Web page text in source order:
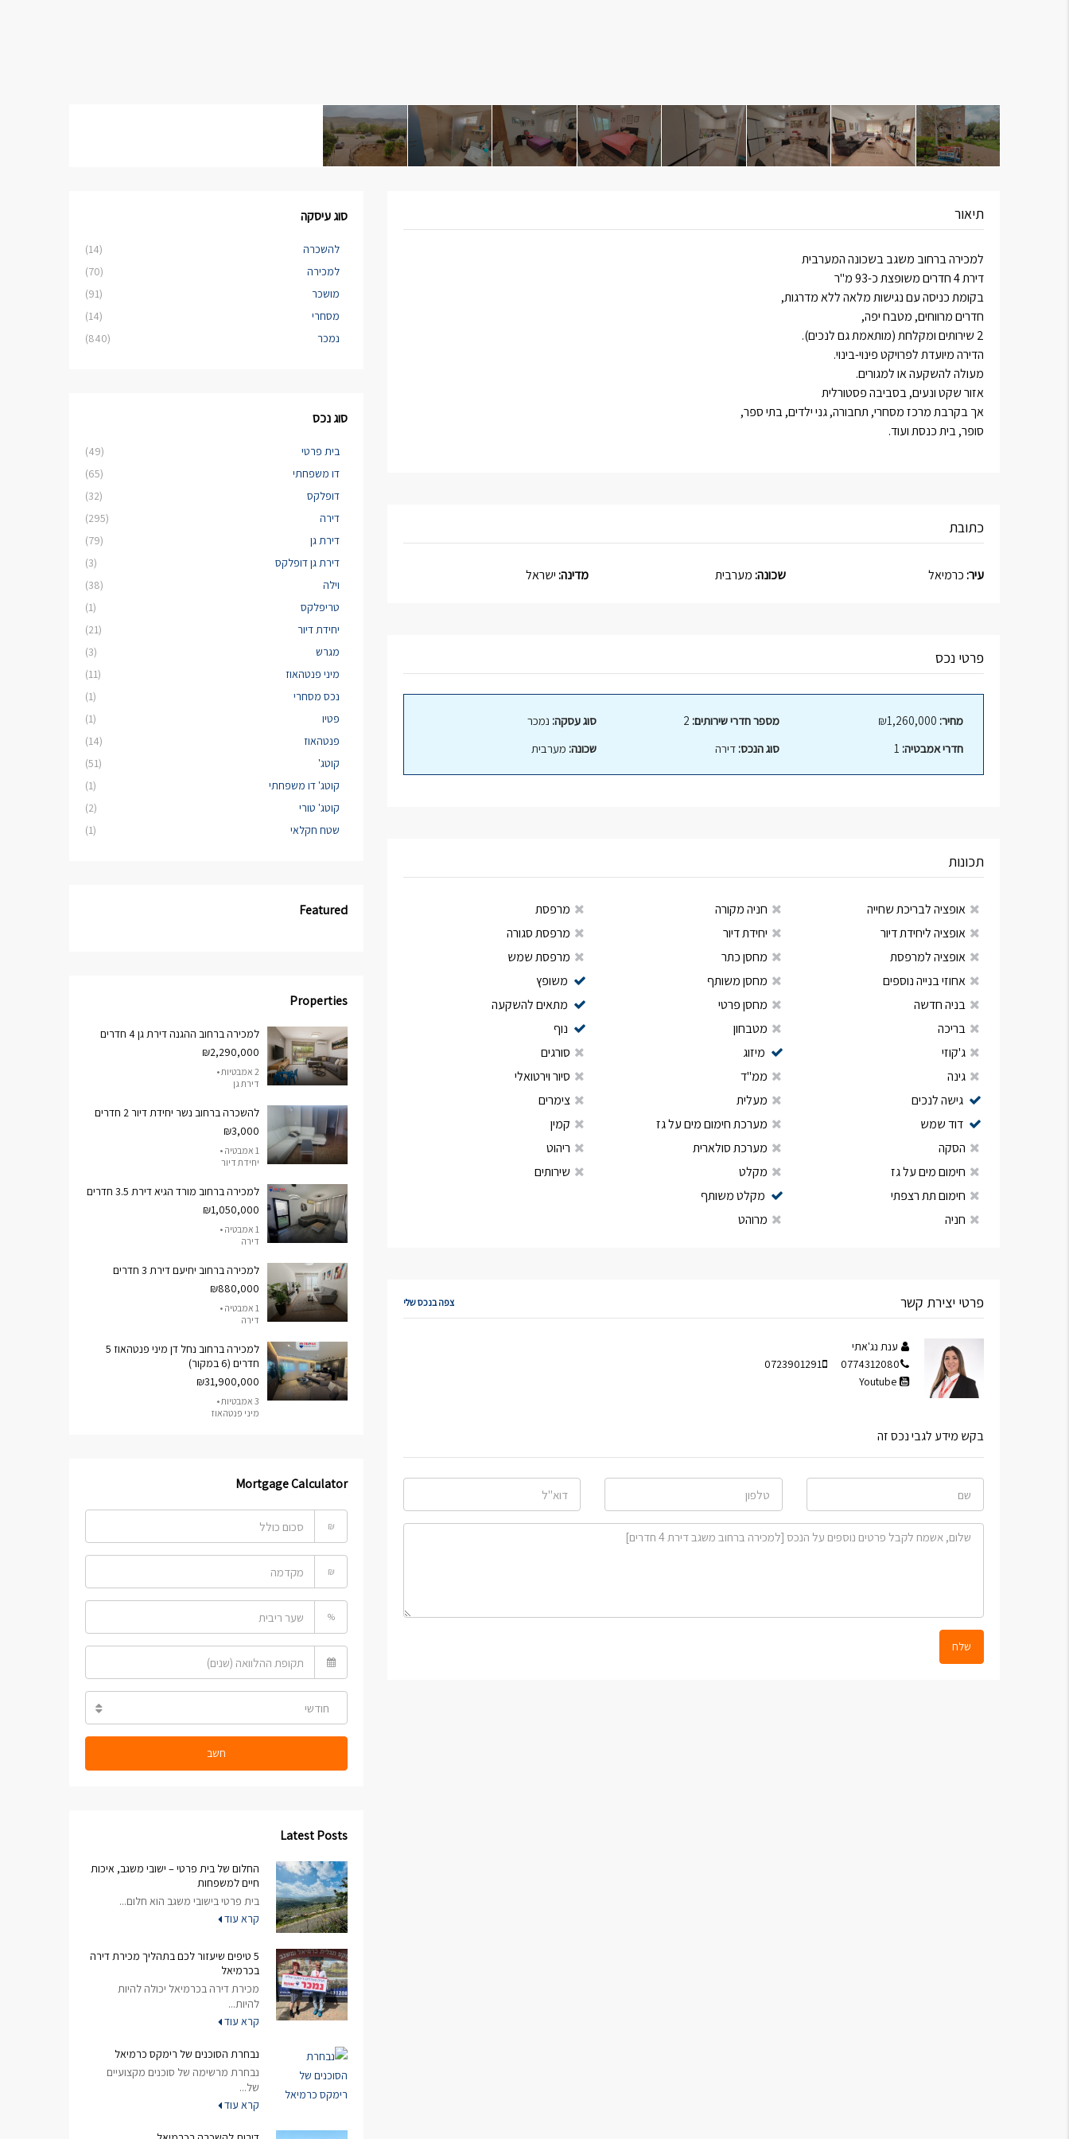
תיאור
למכירה ברחוב משגב בשכונה המערבית
דירת 4 חדרים משופצת כ-93 מ"ר
בקומת כניסה עם נגישות מלאה ללא מדרגות,
חדרים מרווחים, מטבח יפה,
2 שירותים ומקלחת (מותאמת גם לנכים).
הדירה מיועדת לפרויקט פינוי-בינוי.
מעולה להשקעה או למגורים.
אזור שקט ונעים, בסביבה פסטורלית
אך בקרבת מרכז מסחרי, תחבורה, גני ילדים, בתי ספר,
סופר, בית כנסת ועוד.
כתובת
עיר:כרמיאל שכונה:מערבית מדינה:ישראל
פרטי נכס
מחיר:
חדרי אמבטיה:
מספר חדרי שירותים:
סוג הנכס: דירה
סוג עסקה: נמכר
שכונה: מערבית
תכונות
אופציה לבריכת שחייה
אופציה ליחידת דיור
אופציה למרפסת
אחוזי בנייה נוספים
בניה חדשה
בריכה
ג'קוזי
גינה
גישה לנכים
דוד שמש
הסקה
חימום מים על גז
חימום תת רצפתי
חניה
חניה מקורה
יחידת דיור
מחסן כתר
מחסן משותף
מחסן פרטי
מטבחון
מיזוג
ממ"ד
מעלית
מערכת חימום מים על גז
מערכת סולארית
מקלט
מקלט משותף
מרוהט
מרפסת
מרפסת סגורה
מרפסת שמש
משופץ
מתאים להשקעה
נוף
סורגים
סיור וירטואלי
צימרים
קמין
ריהוט
שירותים
פרטי יצירת קשר צפה בנכס שלי
ענת נג'אתי
0774312080
0723901291
Youtube
בקש מידע לגבי נכס זה
שלח
סוג עיסקה
להשכרה
(14)
למכירה
(70)
מושכר
(91)
מסחרי
(14)
נמכר
(840)
סוג נכס
בית פרטי
(49)
דו משפחתי
(65)
דופלקס
(32)
דירה
(295)
דירת גן
(79)
דירת גן דופלקס
(3)
וילה
(38)
טריפלקס
(1)
יחידת דיור
(21)
מגרש
(3)
מיני פנטהאוז
(11)
נכס מסחרי
(1)
פטיו
(1)
פנטהאוז
(14)
קוטג'
(51)
קוטג' דו משפחתי
(1)
קוטג' טורי
(2)
שטח חקלאי
(1)
Featured
Properties
למכירה ברחוב ההגנה דירת גן 4 חדרים
₪2,290,000
2 אמבטיות •
דירת גן
להשכרה ברחוב נשר יחידת דיור 2 חדרים
₪3,000
1 אמבטיה •
יחידת דיור
למכירה ברחוב מורד הגיא דירת 3.5 חדרים
₪1,050,000
1 אמבטיה •
דירה
למכירה ברחוב יחיעם דירת 3 חדרים
₪880,000
1 אמבטיה •
דירה
למכירה ברחוב נחל דן מיני פנטהאוז 5
חדרים (6 במקור)
₪31,900,000
3 אמבטיות •
מיני פנטהאוז
Mortgage Calculator
₪
₪
%
חודשי
חשב
Latest Posts
החלום של בית פרטי – ישובי משגב, איכות
חיים למשפחות
בית פרטי בישובי משגב הוא חלום...
קרא עוד
5 טיפים שיעזור לכם בתהליך מכירת דירה
בכרמיאל
מכירת דירה בכרמיאל יכולה להיות
להיות...
קרא עוד
נבחרת הסוכנים של רימקס כרמיאל
נבחרת מרשימה של סוכנים מקצועיים
של...
קרא עוד